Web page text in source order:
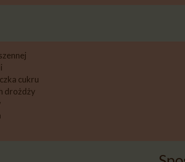
cukru
drożdży